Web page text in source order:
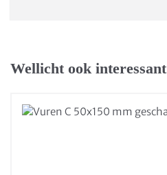
Wellicht ook interessant